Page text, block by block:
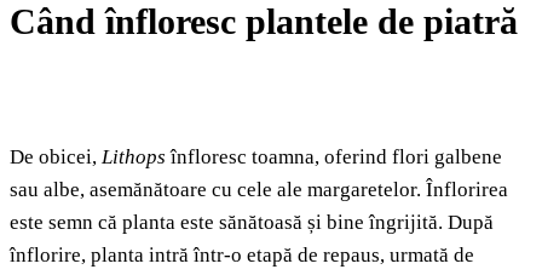
Când înfloresc plantele de piatră
De obicei, Lithops înfloresc toamna, oferind flori galbene
sau albe, asemănătoare cu cele ale margaretelor. Înflorirea
este semn că planta este sănătoasă și bine îngrijită. După
înflorire, planta intră într-o etapă de repaus, urmată de